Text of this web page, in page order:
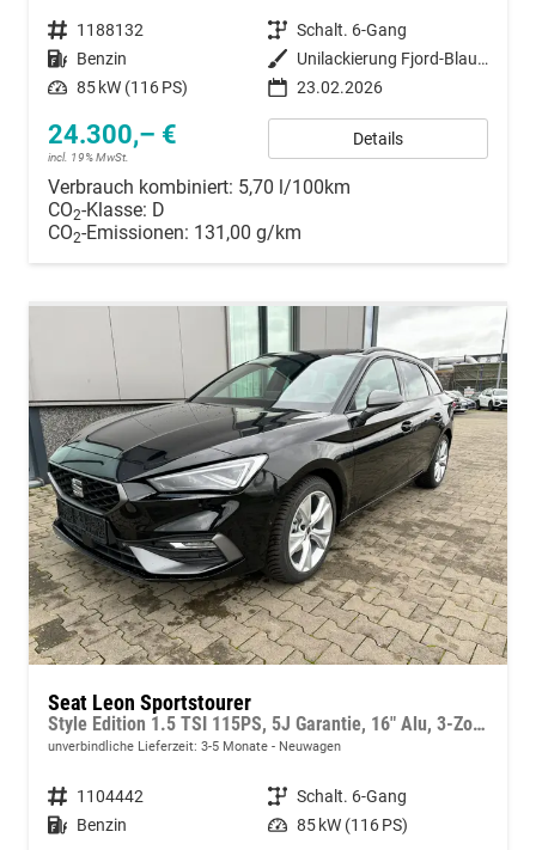
Fahrzeugnummer 1188132 Getriebe Schalt. 6-Gang
Kraftstoff Benzin Außenfarbe
Unilackierung Fjord-Blau (Vermerk: hohe Lackempfindlichkeit!)
Leistung 85 kW (116 PS) 23.02.2026
24.300,– €
incl. 19% MwSt.
Details
Verbrauch kombiniert: 5,70 l/100km
CO2-Klasse: D
CO2-Emissionen: 131,00 g/km
Seat Leon Sportstourer
Style Edition 1.5 TSI 115PS, 5J Garantie, 16" Alu, 3-Zonen-Climatronic, Winterpaket, Rückfahrkamera, Parksensoren vorn/hinten, Adaptiver Tempomat, Fernlichtassistent, Media System PLUS 12,9", Full Digital Cockpit, LED-Scheinwerfer
unverbindliche Lieferzeit: 3-5 Monate Neuwagen
Fahrzeugnummer 1104442 Getriebe Schalt. 6-Gang
Kraftstoff Benzin Leistung 85 kW (116 PS)